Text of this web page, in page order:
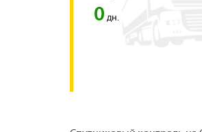
0 дн.